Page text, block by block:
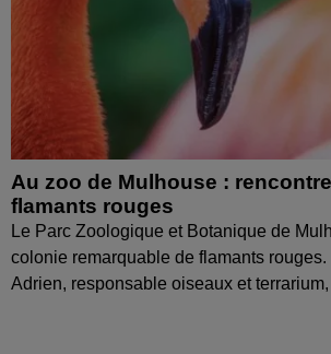
Au zoo de Mulhouse :
flamants rouges
Le Parc Zoologique et Botanique de
colonie remarquable de flamants
Adrien, responsable oiseaux et terrarium,